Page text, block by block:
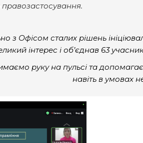
з Офісом сталих рішень
інтерес і об’єднав 63
руку на пульсі та
навіть в умовах